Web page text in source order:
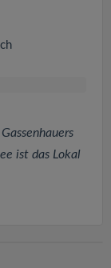
ist das Lokal